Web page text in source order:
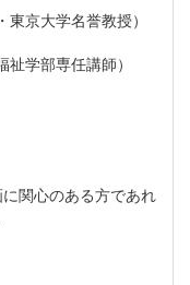
京大学名誉教授）
学部専任講師）
関心のある方であれ